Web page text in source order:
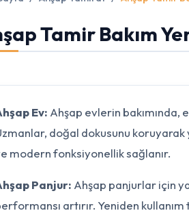
Tamir Bakım
Ev: Ahşap evlerin
doğal dokusunu
modern fonksiyonellik sağlanır.
Panjur: Ahşap panjurlar için
artırır. Yeniden